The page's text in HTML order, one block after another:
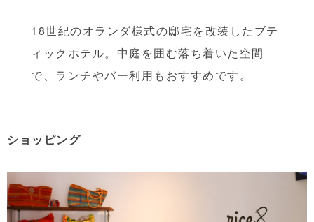
18世紀のオランダ様式の邸宅を改装したブテ
ィックホテル。中庭を囲む落ち着いた空間
で、ランチやバー利用もおすすめです。
ショッピング